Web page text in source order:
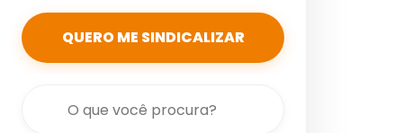
QUERO ME SINDICALIZAR